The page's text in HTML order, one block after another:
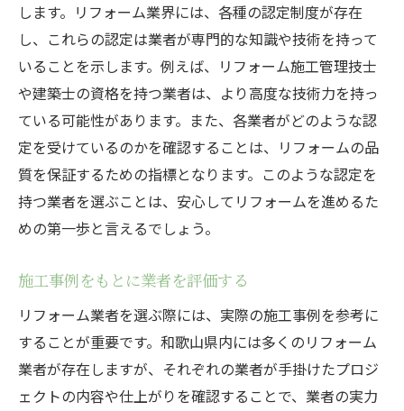
します。リフォーム業界には、各種の認定制度が存在
し、これらの認定は業者が専門的な知識や技術を持って
いることを示します。例えば、リフォーム施工管理技士
や建築士の資格を持つ業者は、より高度な技術力を持っ
ている可能性があります。また、各業者がどのような認
定を受けているのかを確認することは、リフォームの品
質を保証するための指標となります。このような認定を
持つ業者を選ぶことは、安心してリフォームを進めるた
めの第一歩と言えるでしょう。
施工事例をもとに業者を評価する
リフォーム業者を選ぶ際には、実際の施工事例を参考に
することが重要です。和歌山県内には多くのリフォーム
業者が存在しますが、それぞれの業者が手掛けたプロジ
ェクトの内容や仕上がりを確認することで、業者の実力